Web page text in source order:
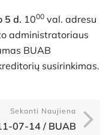
5 d. 1000 val. adresu
administratoriaus
BUAB
susirinkimas.
Sekanti Naujiena
07-14 / BUAB